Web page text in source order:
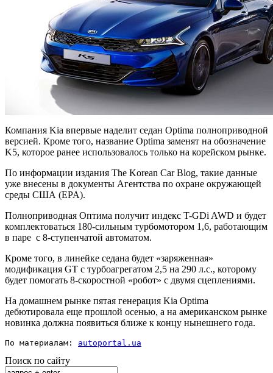
Компания Kia впервые наделит седан Optima полноприводной
версией. Кроме того, название Optima заменят на обозначение
K5, которое ранее использовалось только на корейском рынке.
По информации издания The Korean Car Blog, такие данные
уже внесены в документы Агентства по охране окружающей
среды США (EPA).
Полноприводная Оптима получит индекс T-GDi AWD и будет
комплектоваться 180-сильным турбомотором 1,6, работающим
в паре с 8-ступенчатой автоматом.
Кроме того, в линейке седана будет «заряженная»
модификация GT с турбоагрегатом 2,5 на 290 л.с., которому
будет помогать 8-скоростной «робот» с двумя сцеплениями.
На домашнем рынке пятая генерация Kia Optima
дебютировала еще прошлой осенью, а на американском рынке
новинка должна появиться ближе к концу нынешнего года.
По материалам: autoportal.ua
Поиск по сайту